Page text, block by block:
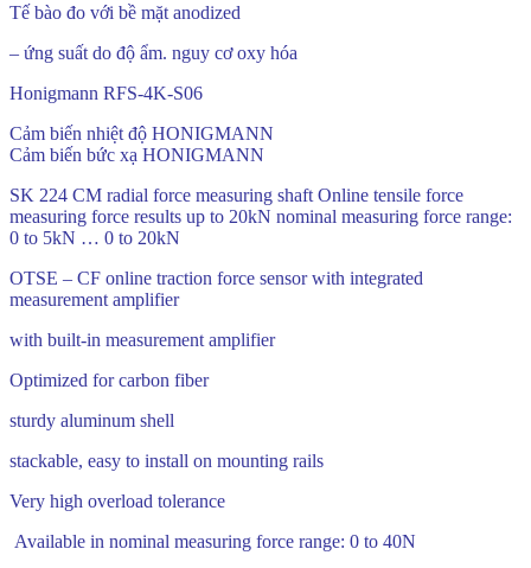
Tế bào đo với bề mặt anodized
– ứng suất do độ ẩm. nguy cơ oxy hóa
Honigmann RFS-4K-S06
Cảm biến nhiệt độ HONIGMANN
Cảm biến bức xạ HONIGMANN
SK 224 CM radial force measuring shaft Online tensile force
measuring force results up to 20kN nominal measuring force range:
0 to 5kN … 0 to 20kN
OTSE – CF online traction force sensor with integrated
measurement amplifier
with built-in measurement amplifier
Optimized for carbon fiber
sturdy aluminum shell
stackable, easy to install on mounting rails
Very high overload tolerance
Available in nominal measuring force range: 0 to 40N